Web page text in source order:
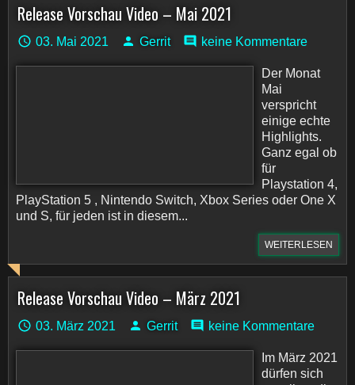
Release Vorschau Video – Mai 2021
03. Mai 2021 Gerrit keine Kommentare
Der Monat
Mai
verspricht
einige echte
Highlights.
Ganz egal ob
für
Playstation 4,
PlayStation 5 , Nintendo Switch, Xbox Series oder One X
und S, für jeden ist in diesem...
WEITERLESEN
Release Vorschau Video – März 2021
03. März 2021 Gerrit keine Kommentare
Im März 2021
dürfen sich